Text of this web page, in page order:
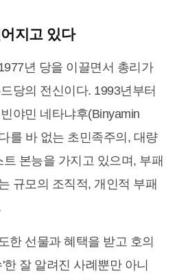
어지고 있다
년 당을 이끌면서 총리가
당의 전신이다. 1993년부터
야민 네타냐후(Binyamin
를 바 없는 초민족주의, 대량
본능을 가지고 있으며, 부패
규모의 조직적, 개인적 부패
한 선물과 혜택을 받고 호의
잘 알려진 사례뿐만 아니